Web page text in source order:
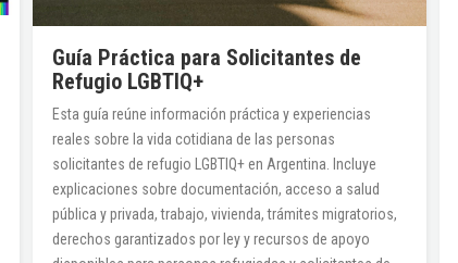
Guía Práctica para Solicitantes de
Refugio LGBTIQ+
Esta guía reúne información práctica y experiencias
reales sobre la vida cotidiana de las personas
solicitantes de refugio LGBTIQ+ en Argentina. Incluye
explicaciones sobre documentación, acceso a salud
pública y privada, trabajo, vivienda, trámites migratorios,
derechos garantizados por ley y recursos de apoyo